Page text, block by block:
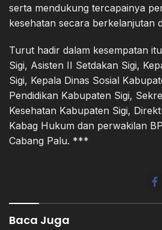
serta mendukung tercapainya
kesehatan secara berkelanjutan
Turut hadir dalam kesempatan
Sigi, Asisten II Setdakan Sigi,
Sigi, Kepala Dinas Sosial
Pendidikan Kabupaten Sigi,
Kesehatan Kabupaten Sigi,
Kabag Hukum dan perwakilan
Cabang Palu. ***
Baca Juga